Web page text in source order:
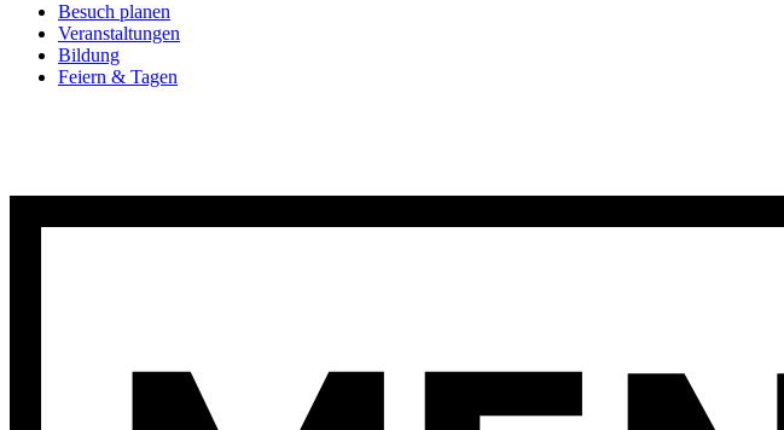
Besuch planen
Veranstaltungen
Bildung
Feiern & Tagen